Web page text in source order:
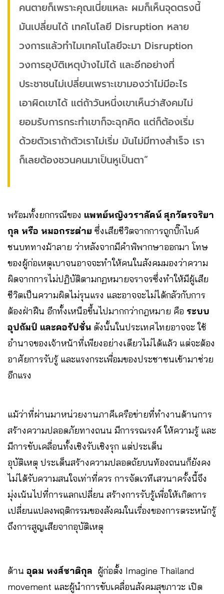
คนตายก็เพราะคุณเนี่ยแหละ ผมก็เห็นจุดตรงนี้
มันเปลี่ยนได้ เทคโนโลยี Disruption หลาย
วงการแล้วทำไมเทคโนโลยีจะมา Disruption
วงการอุบัติเหตุบ้างไม่ได้ และอีกอย่างที่
ประชาชนไม่เปลี่ยนเพราะเขามองว่าไม่มีอะไร
เอาผิดเขาได้ แต่ถ้าวันหนึ่งเขาเห็นว่าสังคมไม่
ยอมรับการกระทำเขาก็จะฉุกคิด แต่ก็ต้องเริ่ม
ด้วยตัวเราถ้าตัวเราไม่เริ่ม มันไม่มีทางสำเร็จ เรา
ก็เลยต้องชวนคนมาเป็นหูเป็นตา”
พร้อมทั้งยกกรณีของ แพทย์หญิงวราลัคน์ สุภวัตรจริยา
กุล หรือ หมอกระต่าย ซึ่งเสียชีวิตจากการถูกบิ๊กไบค์
ชนบททางม้าลาย ว่าหลังจากมีคำพิพากษาออกมา โทษ
ของผู้ก่อเหตุเบาจนอาจจะทำให้คนในสังคมมองว่าความ
ผิดจากการไม่ปฏิบัติตามกฏหมายจราจรซึ่งทำให้มีผู้เสีย
ชีวิตเป็นความผิดไม่รุนแรง และอาจจะไม่ได้กลัวกับการ
ต้องฝ่าฝืน อีกทั้งเหนือขึ้นไปมากกว่ากฎหมาย คือ ระบบ
อุปถัมป์ และคอรัปชั่น ดังนั้นในประเทศไทยอาจจะ ใช้
อำนาจของเจ้าหน้าที่เพียงอย่างเดียวไม่ได้แล้ว แต่จะต้อง
อาศัยการรับรู้ และแรงกระเพื่อมของประชาชนเข้ามาช่วย
อีกแรง
แม้ว่าที่ผ่านมาหน่วยงานภาคีเครือข่ายที่ทำงานด้านการ
สร้างความปลอดภัยทางถนน มีการรณรงค์ ให้ความรู้ และ
มีการขับเคลื่อนทั้งเชิงรับเชิงรุก แต่ประเด็น
อุบัติเหตุ ประเด็นสร้างความปลอดถัยบนท้องถนนก็ยังคง
ไม่ได้รับความสนใจเท่าที่ควร การจัดเวทีเสวนาครั้งนี้จึง
มุ่งเน้นไปที่การแลกเปลี่ยน สร้างการรับรู้เพื่อให้เกิดการ
เปลี่ยนแปลงพฤติกรรมของสังคมในเรื่องของการตระหนักรู้
ถึงการสูญเสียจากอุบัติเหตุ
ด้าน อุดม หงส์ชาติกุล ผู้ก่อตั้ง Imagine Thailand
movement และผู้นำการขับเคลื่อนสังคมสุขภาวะ เปิด